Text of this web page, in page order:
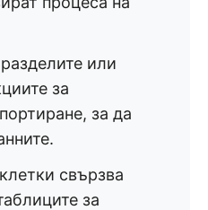
или
за
за да
свързва
за